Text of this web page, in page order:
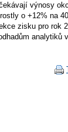
výnosy
o +12% na
zisku pro rok
analytiků